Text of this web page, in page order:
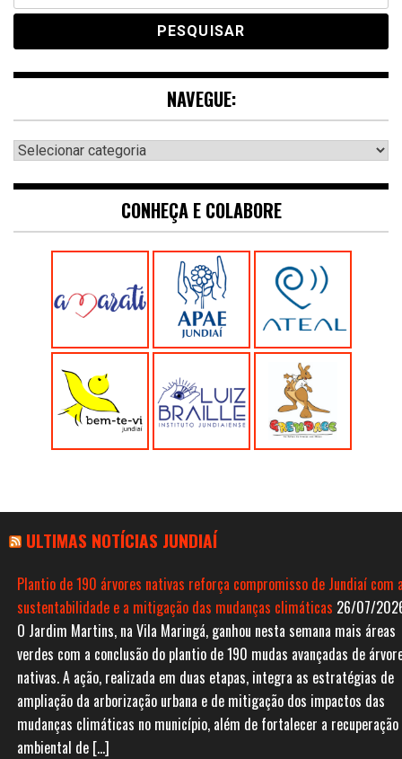
NAVEGUE:
Navegue:
CONHEÇA E COLABORE
ULTIMAS NOTÍCIAS JUNDIAÍ
Plantio de 190 árvores nativas reforça compromisso de Jundiaí com
sustentabilidade e a mitigação das mudanças climáticas 26/07/
O Jardim Martins, na Vila Maringá, ganhou nesta semana mais áreas
verdes com a conclusão do plantio de 190 mudas avançadas de
nativas. A ação, realizada em duas etapas, integra as estratégias de
ampliação da arborização urbana e de mitigação dos impactos das
mudanças climáticas no município, além de fortalecer a recuperação
ambiental de […]